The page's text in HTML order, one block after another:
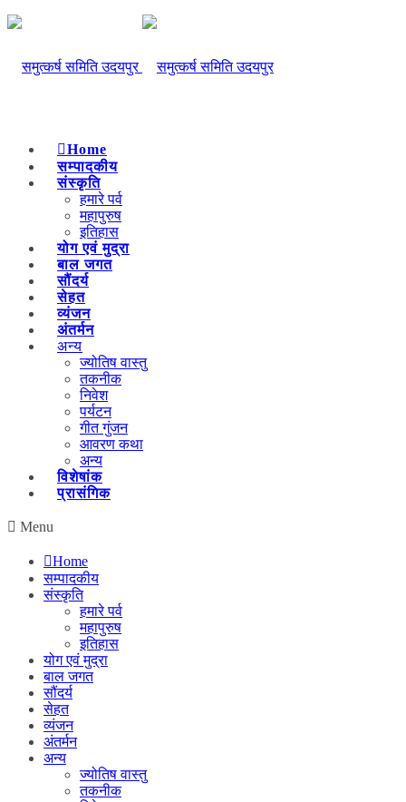
Home
सम्पादकीय
संस्कृति
हमारे पर्व
महापुरुष
इतिहास
योग एवं मुद्रा
बाल जगत
सौंदर्य
सेहत
व्यंजन
अंतर्मन
अन्य
ज्योतिष वास्तु
तकनीक
निवेश
पर्यटन
गीत गुंजन
आवरण कथा
अन्य
विशेषांक
प्रासंगिक
Menu
Home
सम्पादकीय
संस्कृति
हमारे पर्व
महापुरुष
इतिहास
योग एवं मुद्रा
बाल जगत
सौंदर्य
सेहत
व्यंजन
अंतर्मन
अन्य
ज्योतिष वास्तु
तकनीक